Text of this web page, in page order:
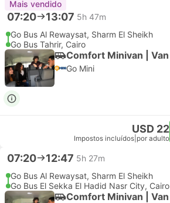
Mais vendido
07:20 13:07 5h 47m
Go Bus Al Rewaysat, Sharm El Sheikh
Go Bus Tahrir, Cairo
Comfort Minivan | Van
Go Mini
USD 22
Impostos incluídos por adulto
07:20 12:47 5h 27m
Go Bus Al Rewaysat, Sharm El Sheikh
Go Bus El Sekka El Hadid Nasr City, Cairo
Comfort Minivan | Van